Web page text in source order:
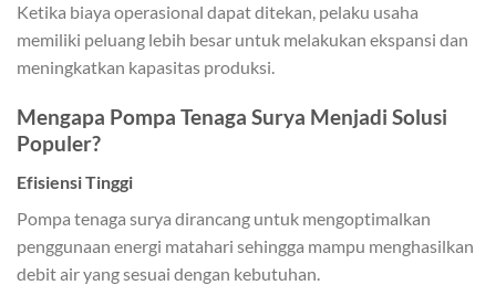
Ketika biaya operasional dapat ditekan, pelaku usaha
memiliki peluang lebih besar untuk melakukan ekspansi dan
meningkatkan kapasitas produksi.
Mengapa Pompa Tenaga Surya Menjadi Solusi
Populer?
Efisiensi Tinggi
Pompa tenaga surya dirancang untuk mengoptimalkan
penggunaan energi matahari sehingga mampu menghasilkan
debit air yang sesuai dengan kebutuhan.